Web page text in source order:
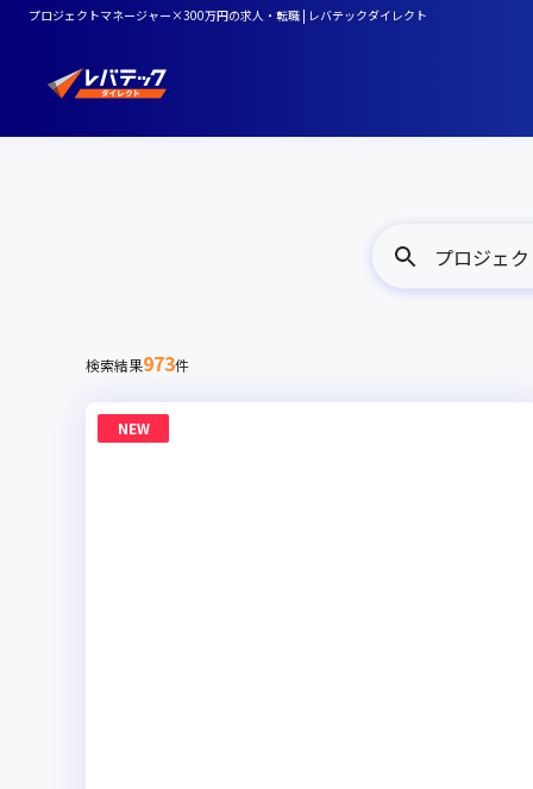
プロジェクトマネージャー×300万円の求人・転職 | レバテックダイレクト
プロジェ
検索結果973件
NEW